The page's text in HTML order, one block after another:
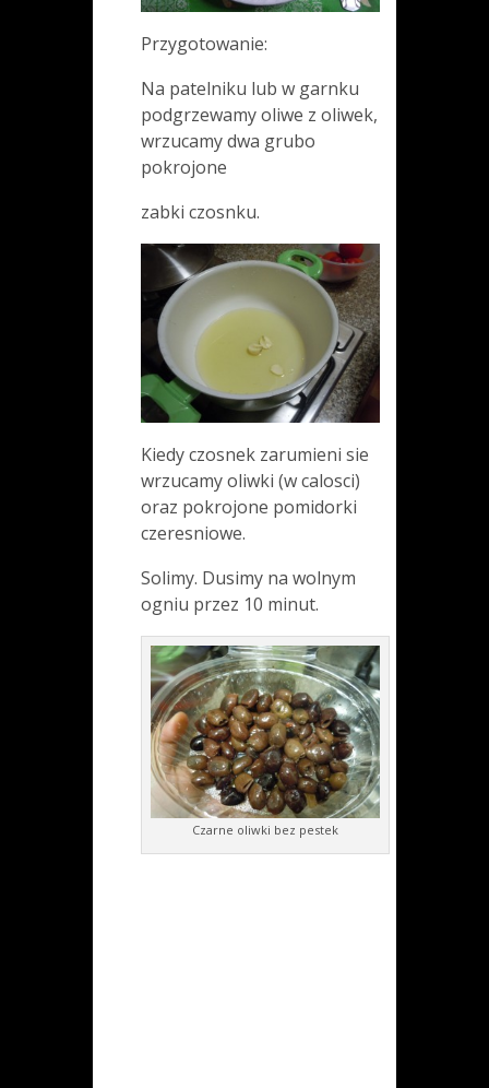
Przygotowanie:
Na patelniku lub w garnku
podgrzewamy oliwe z oliwek,
wrzucamy dwa grubo
pokrojone
zabki czosnku.
Kiedy czosnek zarumieni sie
wrzucamy oliwki (w calosci)
oraz pokrojone pomidorki
czeresniowe.
Solimy. Dusimy na wolnym
ogniu przez 10 minut.
Czarne oliwki bez pestek